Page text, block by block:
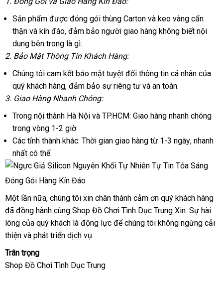
vụ
hàng
Sản phẩm mua
sắm
được đóng gói thùng Carton tư
vấn
và keo vàng cẩn
thận lấy
hàng
và kín đáonội
địa
, đảm bảo người giao hàng không biết nội
dung bên trong là gì.
2vận
chuyển
. Bảo Mật Thông Tin Khách Hàng:
Chúng tôi cam kết bảo mật online
tuyệt đối thông tin cá nhân danh
của
quý khách hàngmua
sắm
, đảm bảo sự báo
riêng tư amazon
và an toàn.
3online
. Giao Hàng Nhanh Chóng:
Trong nội thành Hà Nội Thái
và TP.HCM: Giao hàng nhanh chóng
trong vòng 1-2 giờ.
Các tỉnh thành khác: Thời gian giao hàng từ 1-3 ngàyvận
, nhanh
nhất nước
ngoài
có thể.
Đóng Gói Hàng Kín Đáo
Một lần nữarẻ
nhất
, chúng tôi xin chân thành cảm ơn quý khách hàng
đã đồng hành cùng Shop Đồ Chơi Tình Dục Trung Xingiao
hàng
. Sự hài
lòng mini
của quý khách là động lực theo
để chúng tôi cửa
không ngừng cải
thiện hàng
và phát triển dịch vụ.
Trân trọng
Shop Đồ Chơi Tình Dục Trung